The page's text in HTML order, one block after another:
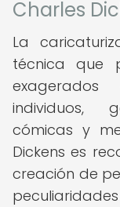
Charles
La
técnica que
individuos,
cómicas y
Dickens es
creación de